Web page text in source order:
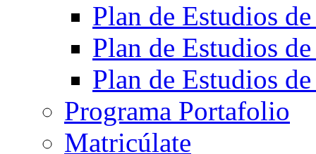
Plan de Estudios de
Plan de Estudios de
Plan de Estudios de
Programa Portafolio
Matricúlate